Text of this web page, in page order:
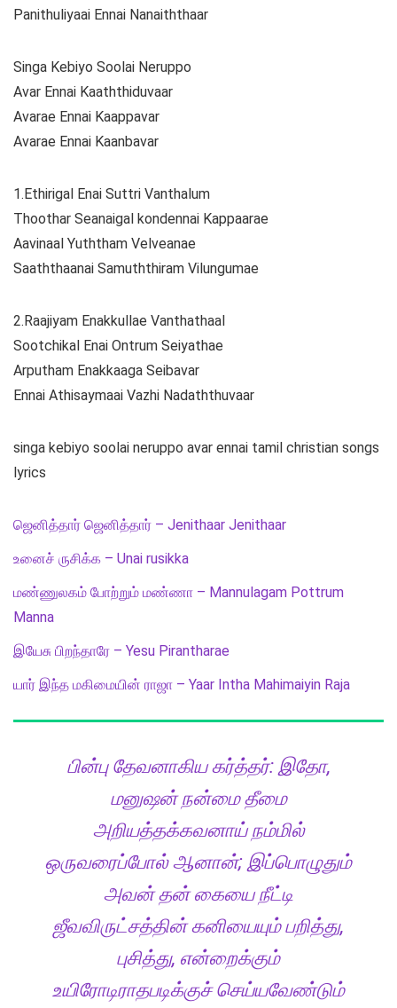
Panithuliyaai Ennai Nanaiththaar
Singa Kebiyo Soolai Neruppo
Avar Ennai Kaaththiduvaar
Avarae Ennai Kaappavar
Avarae Ennai Kaanbavar
1.Ethirigal Enai Suttri Vanthalum
Thoothar Seanaigal kondennai Kappaarae
Aavinaal Yuththam Velveanae
Saaththaanai Samuththiram Vilungumae
2.Raajiyam Enakkullae Vanthathaal
Sootchikal Enai Ontrum Seiyathae
Arputham Enakkaaga Seibavar
Ennai Athisaymaai Vazhi Nadaththuvaar
singa kebiyo soolai neruppo avar ennai tamil christian songs
lyrics
ஜெனித்தார் ஜெனித்தார் – Jenithaar Jenithaar
உனைச் ருசிக்க – Unai rusikka
மண்ணுலகம் போற்றும் மண்ணா – Mannulagam Pottrum
Manna
இயேசு பிறந்தாரே – Yesu Pirantharae
யார் இந்த மகிமையின் ராஜா – Yaar Intha Mahimaiyin Raja
பின்பு தேவனாகிய கர்த்தர்: இதோ,
மனுஷன் நன்மை தீமை
அறியத்தக்கவனாய் நம்மில்
ஒருவரைப்போல் ஆனான்; இப்பொழுதும்
அவன் தன் கையை நீட்டி
ஜீவவிருட்சத்தின் கனியையும் பறித்து,
புசித்து, என்றைக்கும்
உயிரோடிராதபடிக்குச் செய்யவேண்டும்